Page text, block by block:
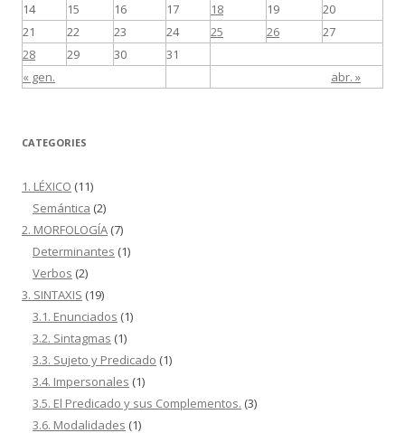
« gen. abr. »
14
15 16 17 18 19
20
21
22 23 24 25 26
27
28
29 30 31
CATEGORIES
1. LÉXICO (11)
Semántica (2)
2. MORFOLOGÍA (7)
Determinantes (1)
Verbos (2)
3. SINTAXIS (19)
3.1. Enunciados (1)
3.2. Sintagmas (1)
3.3. Sujeto y Predicado (1)
3.4. Impersonales (1)
3.5. El Predicado y sus Complementos. (3)
3.6. Modalidades (1)